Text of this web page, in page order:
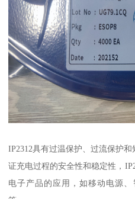
IP2312具有过温保护、过流保护
证充电过程的安全性和稳定性，
电子产品的应用，如移动电源